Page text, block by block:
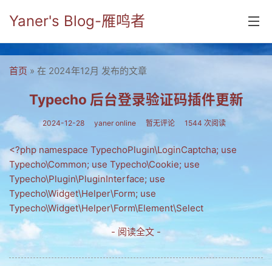
Yaner's Blog-雁鸣者
首页
分类
yaner online
毕业留言册
流年
五笔难啊
流行.时代.天下
网络新事物
首页 » 在 2024年12月 发布的文章
Typecho 后台登录验证码插件更新
2024-12-28 yaner online 暂无评论 1544 次阅读
<?php namespace TypechoPlugin\LoginCaptcha; use
Typecho\Common; use Typecho\Cookie; use
Typecho\Plugin\PluginInterface; use
Typecho\Widget\Helper\Form; use
Typecho\Widget\Helper\Form\Element\Select
- 阅读全文 -